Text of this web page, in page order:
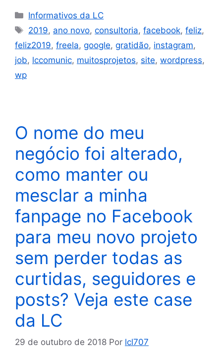
Informativos da LC
2019, ano novo,consultoria,facebook,feliz,
feliz2019, freela, google, gratidão, instagram,
job, lccomunic, muitosprojetos, site, wordpress,
wp
O nome do meu
negócio foi alterado,
como manter ou
mesclar a minha
fanpage no Facebook
para meu novo projeto
sem perder todas as
curtidas, seguidores e
posts? Veja este case
da LC
29 de outubro de 2018 Por lcl707